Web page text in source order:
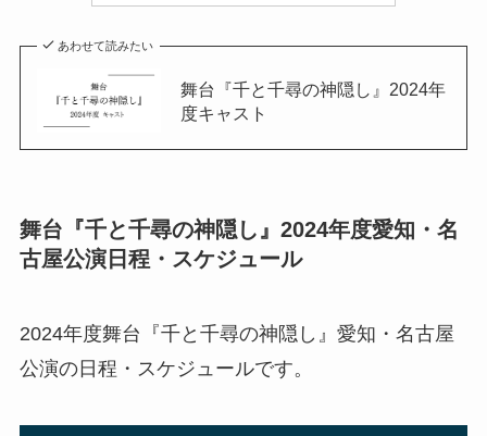
あわせて読みたい
舞台『千と千尋の神隠し』2024年
度キャスト
舞台『千と千尋の神隠し』2024年度愛知・名
古屋公演日程・スケジュール
2024年度舞台『千と千尋の神隠し』愛知・名古屋
公演の日程・スケジュールです。